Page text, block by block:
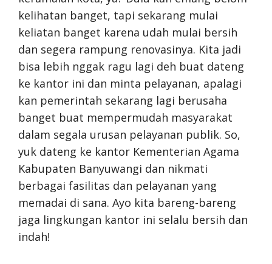
kelihatan banget, tapi sekarang mulai
keliatan banget karena udah mulai bersih
dan segera rampung renovasinya. Kita jadi
bisa lebih nggak ragu lagi deh buat dateng
ke kantor ini dan minta pelayanan, apalagi
kan pemerintah sekarang lagi berusaha
banget buat mempermudah masyarakat
dalam segala urusan pelayanan publik. So,
yuk dateng ke kantor Kementerian Agama
Kabupaten Banyuwangi dan nikmati
berbagai fasilitas dan pelayanan yang
memadai di sana. Ayo kita bareng-bareng
jaga lingkungan kantor ini selalu bersih dan
indah!